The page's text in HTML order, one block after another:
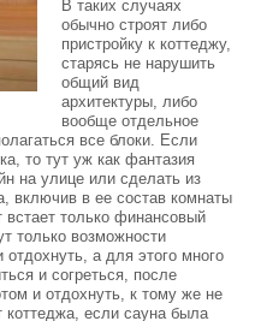
В таких случаях
обычно строят либо
пристройку к коттеджу,
старясь не нарушить
общий вид
архитектуры, либо
вообще отдельное
все блоки. Если
то тут уж как фантазия
на улице или сделать из
включив в ее состав комнаты
только финансовый
только возможности
а для этого много
и согреться, после
и отдохнуть, к тому же не
коттеджа, если сауна была